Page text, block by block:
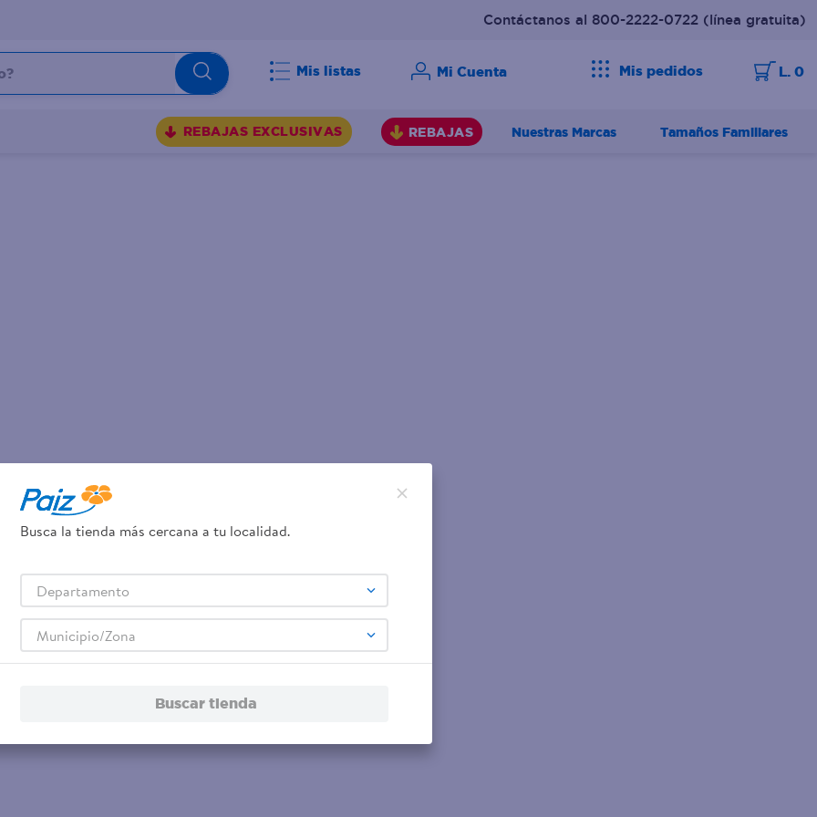
Contáctanos al 800-2222-0722 (línea gratuita)
Mis listas Mis pedidos L. 0
REBAJAS EXCLUSIVAS REBAJAS Nuestras Marcas Tamaños Familiares
Busca la tienda más cercana a tu localidad.
Departamento
Municipio/Zona
Buscar tienda